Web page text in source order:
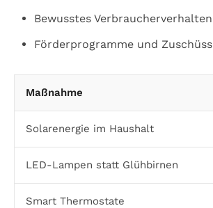
Bewusstes
Förderprogramme und
Maßnahme
Solarenergie im Haushalt
LED-Lampen statt Glühbirnen
Smart Thermostate